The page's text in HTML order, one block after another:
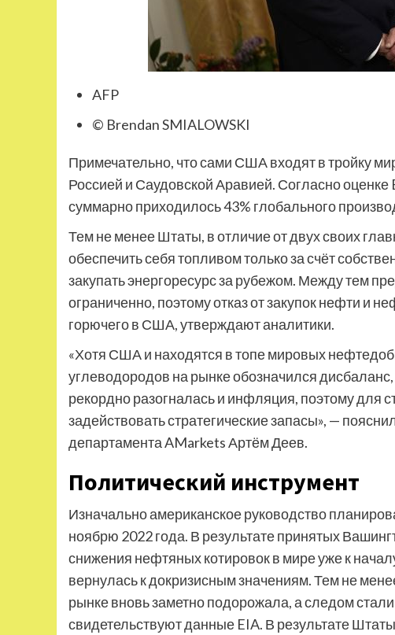
AFP
© Brendan SMIALOWSKI
Примечательно, что сами США входят в тройку
Россией и Саудовской Аравией. Согласно оценке
суммарно приходилось 43% глобального
Тем не менее Штаты, в отличие от двух своих
обеспечить себя топливом только за счёт
закупать энергоресурс за рубежом. Между тем
ограниченно, поэтому отказ от закупок нефти и
горючего в США, утверждают аналитики.
«Хотя США и находятся в топе мировых
углеводородов на рынке обозначился
рекордно разогналась и инфляция, поэтому для
задействовать стратегические запасы», —
департамента AMarkets Артём Деев.
Политический инструмент
Изначально американское руководство
ноябрю 2022 года. В результате принятых
снижения нефтяных котировок в мире уже к
вернулась к докризисным значениям. Тем не
рынке вновь заметно подорожала, а следом
свидетельствуют данные EIA. В результате